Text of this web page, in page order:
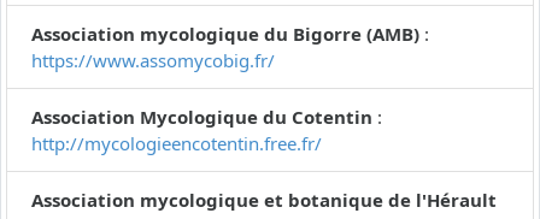
Association mycologique du Bigorre (AMB) :
https://www.assomycobig.fr/
Association Mycologique du Cotentin :
http://mycologieencotentin.free.fr/
Association mycologique et botanique de l'Hérault